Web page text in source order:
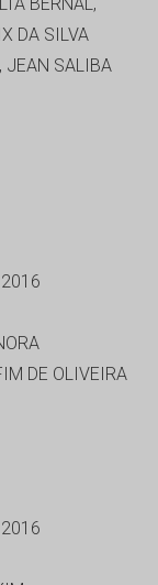
BERNAL,
DA SILVA
JEAN SALIBA
DE OLIVEIRA